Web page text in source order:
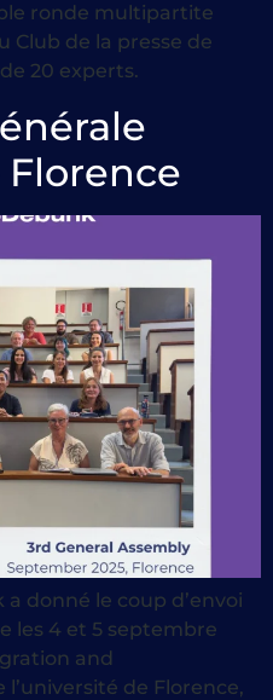
ronde multipartite
Club de la presse de
20 experts.
donné le coup d’envoi
les 4 et 5 septembre
and
de Florence,